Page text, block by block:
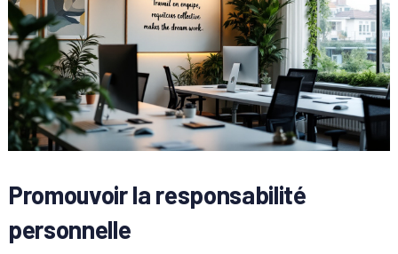
Promouvoir la responsabilité
personnelle